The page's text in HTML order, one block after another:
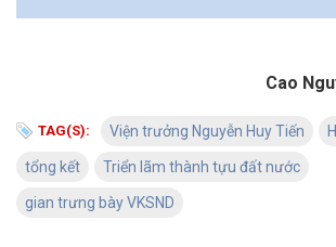
Cao
TAG(S): Viện trưởng Nguyễn Huy Tiến
tổng kết Triển lãm thành tựu đất nước
gian trưng bày VKSND